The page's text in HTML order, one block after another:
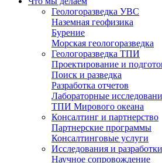
Геологоразведка УВС
Наземная геофизика
Бурение
Морская геологоразведка
Геологоразведка ТПИ
Проектирование и
Поиск и разведка
Разработка отчетов
Лабораторные
ТПИ Мирового океана
Консалтинг и партнерство
Партнерские программы
Консалтинговые услуги
Исследования и разработки
Научное сопровождение